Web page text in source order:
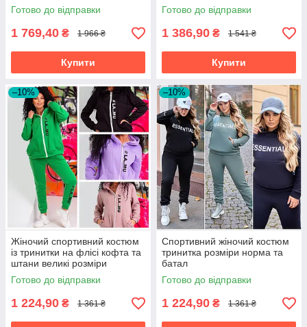
Готово до відправки
1 769,40 ₴ 1 966 ₴
Купити
Готово до відправки
1 386,90 ₴ 1 541 ₴
Купити
–10%
Жіночий спортивний костюм
із тринитки на флісі кофта та
штани великі розміри
Готово до відправки
1 224,90 ₴ 1 361 ₴
–10%
Спортивний жіночий костюм
тринитка розміри норма та
батал
Готово до відправки
1 224,90 ₴ 1 361 ₴